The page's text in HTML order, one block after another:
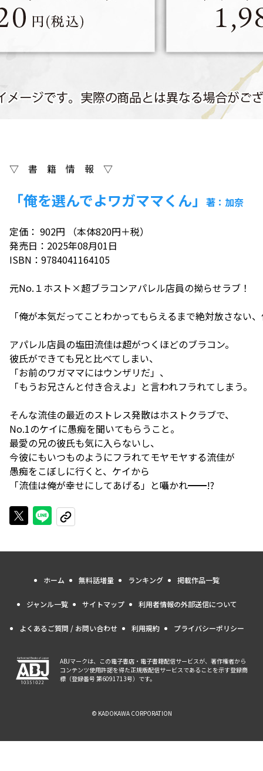
▽ 書 籍 情 報 ▽
「俺を選んでよワガママくん」 著：加奈
定価： 902円 （本体820円＋税）
発売日：2025年08月01日
ISBN：9784041164105
元No.１ホスト×超ブラコンアパレル店員の拗らせラブ！
「俺が本気だってことわかってもらえるまで絶対放さない
アパレル店員の塩田流佳は超がつくほどのブラコン。
彼氏ができても兄と比べてしまい、
「お前のワガママにはウンザリだ」、
「もうお兄さんと付き合えよ」と言われフラれてしまう。
そんな流佳の最近のストレス発散はホストクラブで、
No.1のケイに愚痴を聞いてもらうこと。
最愛の兄の彼氏も気に入らないし、
今彼にもいつものようにフラれてモヤモヤする流佳が
愚痴をこぼしに行くと、ケイから
「流佳は俺が幸せにしてあげる」と囁かれ━━!?
Xで投稿するLINEでシェアする
URLをコピーする
ホーム 無料話増量 ランキング 掲載作品一覧
ジャンル一覧 サイトマップ 利用者情報の外部送信について
よくあるご質問 / お問い合わせ 利用規約 プライバシーポリシー
ABJマークは、この電子書店・電子書籍配信サービスが、著作権者から
コンテンツ使用許諾を得た正規版配信サービスであることを示す登録商
標（登録番号 第6091713号）です。
© KADOKAWA CORPORATION